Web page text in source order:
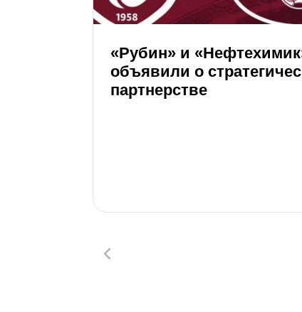
«Рубин» и
объявили о
партнерстве